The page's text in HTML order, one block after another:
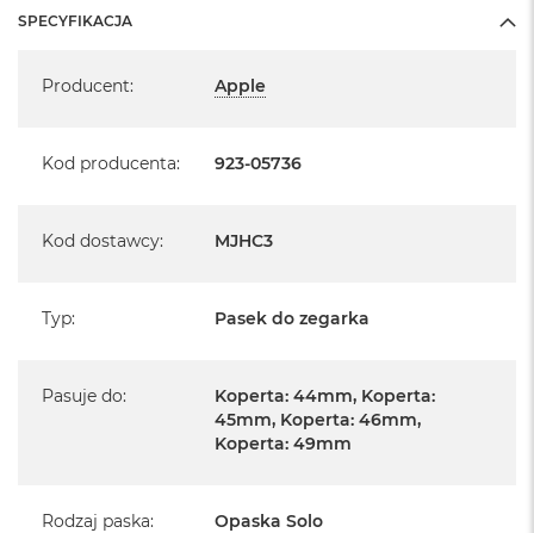
SPECYFIKACJA
Producent: Apple
Kod producenta: 923-05736
Kod dostawcy: MJHC3
Typ: Pasek do zegarka
Pasuje do:
Koperta: 44mm, Koperta:
45mm, Koperta: 46mm,
Koperta: 49mm
Rodzaj paska: Opaska Solo